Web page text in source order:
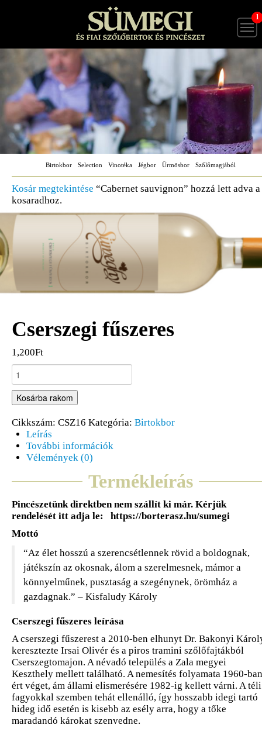
1
Birtokbor Selection Vinotéka Jégbor Ürmösbor Szőlőmagjából
Kosár megtekintése “Cabernet sauvignon” hozzá lett adva a
kosaradhoz.
Cserszegi fűszeres
1,200Ft
Kosárba rakom
Cikkszám: CSZ16 Kategória: Birtokbor
Leírás
További információk
Vélemények (0)
Termékleírás
Pincészetünk direktben nem szállít ki már. Kérjük
rendelését itt adja le: https://borterasz.hu/sumegi
Mottó
“Az élet hosszú a szerencsétlennek rövid a boldognak,
játékszín az okosnak, álom a szerelmesnek, mámor a
könnyelműnek, pusztaság a szegénynek, örömház a
gazdagnak.” – Kisfaludy Károly
Cserszegi fűszeres leírása
A cserszegi fűszerest a 2010-ben elhunyt Dr. Bakonyi
keresztezte Irsai Olivér és a piros tramini szőlőfajtákból
Cserszegtomajon. A névadó település a Zala megyei
Keszthely mellett található. A nemesítés folyamata 1960-ban
ért véget, ám állami elismerésére 1982-ig kellett várni. A téli
fagyokkal szemben tehát ellenálló, így hosszabb idegi tartó
hideg idő esetén is kisebb az esély arra, hogy a tőke
maradandó károkat szenvedne.